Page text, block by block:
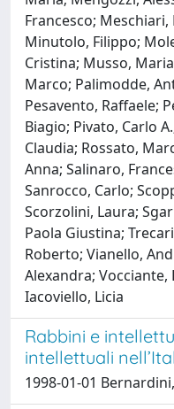
Francesco;
Minutolo, Filippo;
Cristina; Musso,
Marco; Palimodde,
Pesavento, Raffaele;
Biagio; Pivato, Carlo
Claudia; Rossato,
Anna; Salinaro,
Sanrocco, Carlo;
Scorzolini, Laura;
Paola Giustina;
Roberto; Vianello,
Alexandra; Vocciante,
Iacoviello, Licia
Rabbini e
intellettuali
1998-01-01